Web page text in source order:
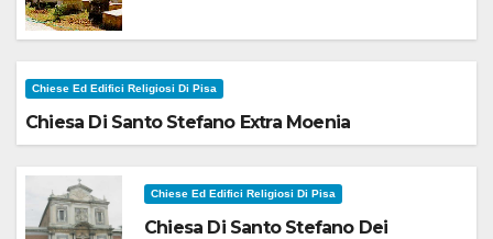
Chiese Ed Edifici Religiosi Di Pisa
Chiesa Di Santo Stefano Extra Moenia
Chiese Ed Edifici Religiosi Di Pisa
Chiesa Di Santo Stefano Dei